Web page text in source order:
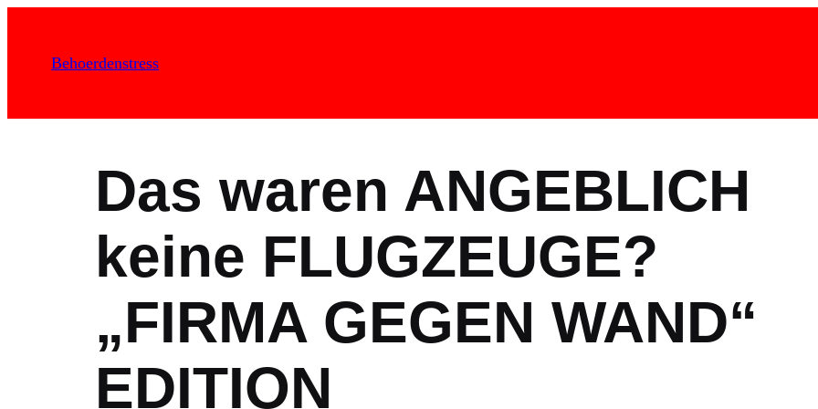
springenBehoerdenstress
Das waren ANGEBLICH
keine FLUGZEUGE?
„FIRMA GEGEN WAND“
EDITION